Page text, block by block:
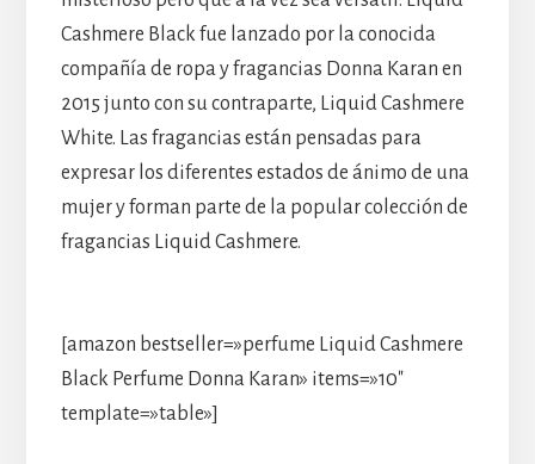
Cashmere Black fue lanzado por la conocida
compañía de ropa y fragancias Donna Karan en
2015 junto con su contraparte, Liquid Cashmere
White. Las fragancias están pensadas para
expresar los diferentes estados de ánimo de una
mujer y forman parte de la popular colección de
fragancias Liquid Cashmere.
[amazon bestseller=»perfume Liquid Cashmere
Black Perfume Donna Karan» items=»10″
template=»table»]